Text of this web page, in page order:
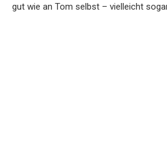
gut wie an Tom selbst – vielleicht